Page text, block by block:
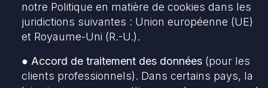
notre Politique en matière de cookies dans les
juridictions suivantes : Union européenne (UE)
et Royaume-Uni (R.-U.).
● Accord de traitement des données (pour les
clients professionnels). Dans certains pays, la